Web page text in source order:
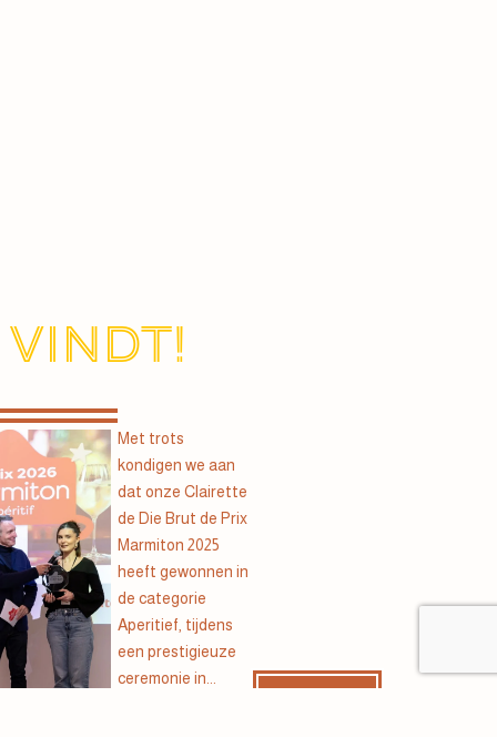
vindt!
Met trots
kondigen we aan
dat onze Clairette
de Die Brut de Prix
Marmiton 2025
heeft gewonnen in
de categorie
Aperitief, tijdens
een prestigieuze
ceremonie in...